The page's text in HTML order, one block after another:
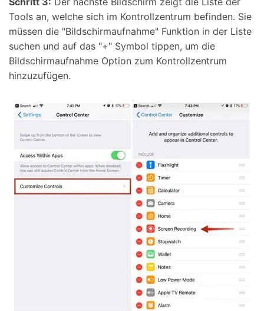
Tools an, welche sich im Kontrollzentrum befinden. Sie
müssen die "Bildschirmaufnahme" Funktion in der Liste
suchen und auf das "+" Symbol tippen, um die
Bildschirmaufnahme Option zum Kontrollzentrum
hinzuzufügen.